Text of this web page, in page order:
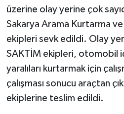
üzerine olay yerine çok
Sakarya Arama Kurtarma ve
ekipleri sevk edildi. Olay
SAKTİM ekipleri, otomobil
yaralıları kurtarmak için
çalışması sonucu araçtan
ekiplerine teslim edildi.